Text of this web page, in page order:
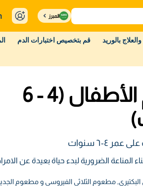
المبرز
بالوريد قم بتخصيص اختبارات الدم
تطعيم الأطفال (4 - 6
٤-٦ سنوات
المناعة الضرورية لبدء حياة بعيدة عن
و مطعوم الجديرى المائى